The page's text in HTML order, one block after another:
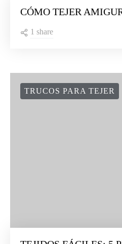
CÓMO TEJER
1 share
TRUCOS PARA TEJER